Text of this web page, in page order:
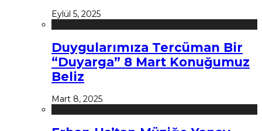
Eylül 5, 2025
Duygularımıza Tercüman Bir
“Duyarga” 8 Mart Konuğumuz
Beliz
Mart 8, 2025